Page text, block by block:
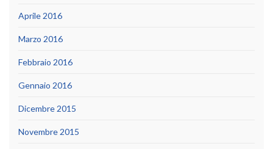
Aprile 2016
Marzo 2016
Febbraio 2016
Gennaio 2016
Dicembre 2015
Novembre 2015